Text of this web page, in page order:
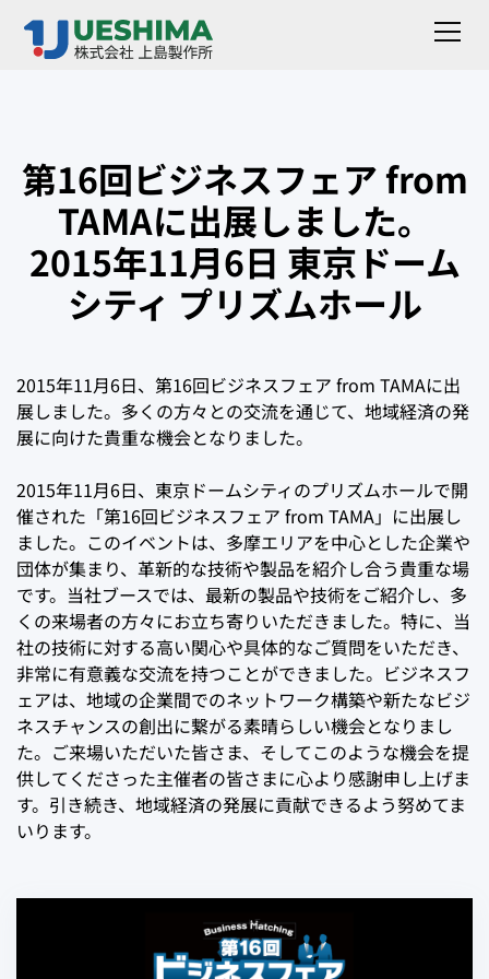
第16回ビジネスフェア from
TAMAに出展しました。
2015年11月6日 東京ドーム
シティ プリズムホール
2015年11月6日、第16回ビジネスフェア from TAMAに出
展しました。多くの方々との交流を通じて、地域経済の発
展に向けた貴重な機会となりました。
2015年11月6日、東京ドームシティのプリズムホールで開
催された「第16回ビジネスフェア from TAMA」に出展し
ました。このイベントは、多摩エリアを中心とした企業や
団体が集まり、革新的な技術や製品を紹介し合う貴重な場
です。当社ブースでは、最新の製品や技術をご紹介し、多
くの来場者の方々にお立ち寄りいただきました。特に、当
社の技術に対する高い関心や具体的なご質問をいただき、
非常に有意義な交流を持つことができました。ビジネスフ
ェアは、地域の企業間でのネットワーク構築や新たなビジ
ネスチャンスの創出に繋がる素晴らしい機会となりまし
た。ご来場いただいた皆さま、そしてこのような機会を提
供してくださった主催者の皆さまに心より感謝申し上げま
す。引き続き、地域経済の発展に貢献できるよう努めてま
いります。